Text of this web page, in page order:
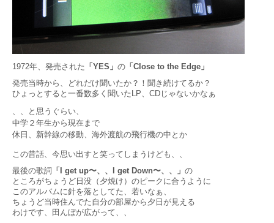
1972年、発売された 「YES」 の 「Close to the Edge」
発売当時から、どれだけ聞いたか？！聞き続けてるか？
ひょっとすると一番数多く聞いたLP、CDじゃないかなぁ
、、と思うぐらい、
中学２年生から現在まで
休日 、新幹線の移動、海外渡航の飛行機の中とか
この昔話、今思い出すと笑ってしまうけども、、
最後の歌詞 「I get up〜、、I get Down〜、、」 の
ところがちょうど日没（夕焼け）のピークに合うように
このアルバムに針を落としてた、若いなぁ、
ちょうど当時住んでた自分の部屋から夕日が見える
わけです、田んぼが広がって、、